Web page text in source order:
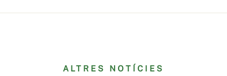
ALTRES NOTÍCIES